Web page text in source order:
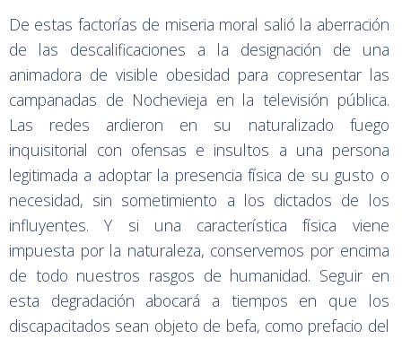
De estas factorías de miseria moral salió la aberración
de las descalificaciones a la designación de una
animadora de visible obesidad para copresentar las
campanadas de Nochevieja en la televisión pública.
Las redes ardieron en su naturalizado fuego
inquisitorial con ofensas e insultos a una persona
legitimada a adoptar la presencia física de su gusto o
necesidad, sin sometimiento a los dictados de los
influyentes. Y si una característica física viene
impuesta por la naturaleza, conservemos por encima
de todo nuestros rasgos de humanidad. Seguir en
esta degradación abocará a tiempos en que los
discapacitados sean objeto de befa, como prefacio del